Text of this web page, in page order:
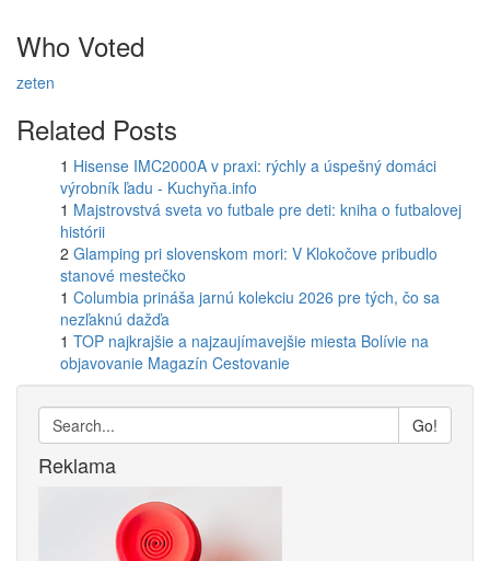
Who Voted
zeten
Related Posts
1 Hisense IMC2000A v praxi: rýchly a úspešný domáci
výrobník ľadu - Kuchyňa.info
1 Majstrovstvá sveta vo futbale pre deti: kniha o futbalovej
histórii
2 Glamping pri slovenskom mori: V Klokočove pribudlo
stanové mestečko
1 Columbia prináša jarnú kolekciu 2026 pre tých, čo sa
nezľaknú dažďa
1 TOP najkrajšie a najzaujímavejšie miesta Bolívie na
objavovanie Magazín Cestovanie
Go!
Reklama